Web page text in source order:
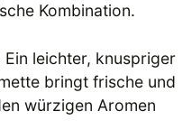
Kombination.
Ein leichter, knuspriger
bringt frische und
würzigen Aromen